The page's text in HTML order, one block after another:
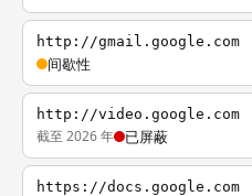
http://gmail.google.com
间歇性
http://video.google.com
截至 2026 年 已屏蔽
https://docs.google.com